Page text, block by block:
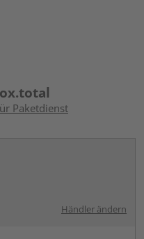
Paketdienst
Händler ändern